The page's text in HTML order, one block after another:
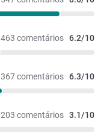
463 comentários 6.2/10
367 comentários 6.3/10
203 comentários 3.1/10